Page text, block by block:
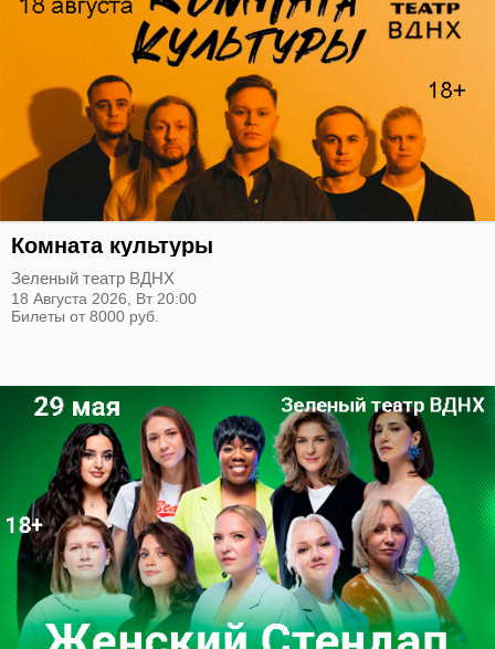
Комната культуры
Зеленый театр ВДНХ
18 Августа 2026, Вт 20:00
Билеты от 8000 руб.